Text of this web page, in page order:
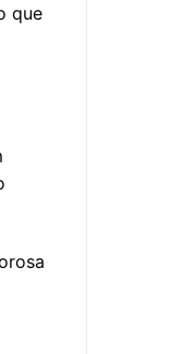
que